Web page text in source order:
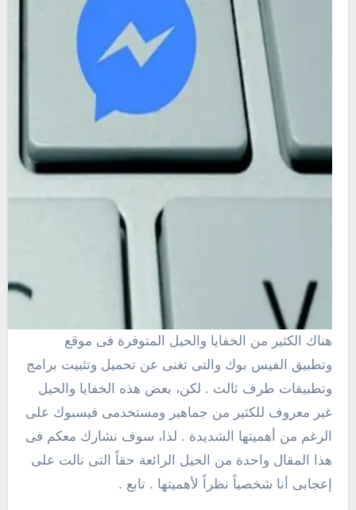
هناك الكثير من الخفايا والحيل المتوفرة فى موقع
وتطبيق الفيس بوك والتى تغنى عن تحميل وتثبيت برامج
وتطبيقات طرف ثالث . لكن، بعض هذه الخفايا والحيل
غير معروف للكثير من جماهير ومستخدمى فيسبوك على
الرغم من أهميتها الشديدة . لذا، سوف نشارك معكم فى
هذا المقال واحدة من الحيل الرائعة حقاً التى نالت على
إعجابى أنا شخصياً نظراً لأهميتها . تابع .